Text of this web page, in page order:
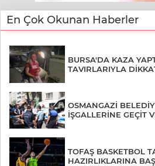
En Çok Okunan Haberler
BURSA'DA KAZA
TAVIRLARIYLA
OSMANGAZİ
İŞGALLERİNE GEÇİT
TOFAŞ BASKETBOL
HAZIRLIKLARINA